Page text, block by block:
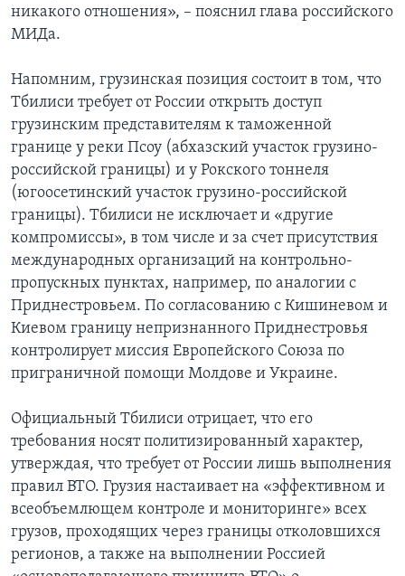
никакого отношения», – пояснил глава российского
МИДа.
Напомним, грузинская позиция состоит в том, что
Тбилиси требует от России открыть доступ
грузинским представителям к таможенной
границе у реки Псоу (абхазский участок грузино-
российской границы) и у Рокского тоннеля
(югоосетинский участок грузино-российской
границы). Тбилиси не исключает и «другие
компромиссы», в том числе и за счет присутствия
международных организаций на контрольно-
пропускных пунктах, например, по аналогии с
Приднестровьем. По согласованию с Кишиневом и
Киевом границу непризнанного Приднестровья
контролирует миссия Европейского Союза по
приграничной помощи Молдове и Украине.
Официальный Тбилиси отрицает, что его
требования носят политизированный характер,
утверждая, что требует от России лишь выполнения
правил ВТО. Грузия настаивает на «эффективном и
всеобъемлющем контроле и мониторинге» всех
грузов, проходящих через границы отколовшихся
регионов, а также на выполнении Россией